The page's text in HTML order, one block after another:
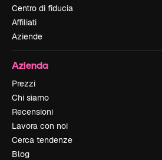
Centro di fiducia
Affiliati
Aziende
Azienda
Prezzi
Chi siamo
Recensioni
Lavora con noi
Cerca tendenze
Blog